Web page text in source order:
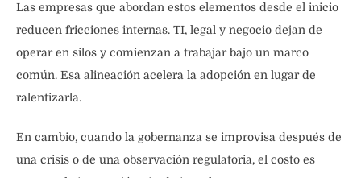
Las empresas que abordan estos elementos desde el inicio
reducen fricciones internas. TI, legal y negocio dejan de
operar en silos y comienzan a trabajar bajo un marco
común. Esa alineación acelera la adopción en lugar de
ralentizarla.
En cambio, cuando la gobernanza se improvisa después de
una crisis o de una observación regulatoria, el costo es